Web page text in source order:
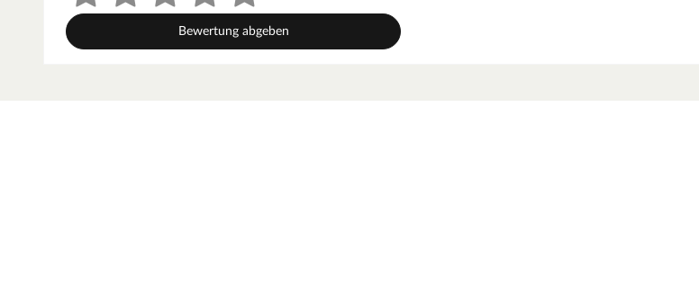
Der komplette Saunaofen ist aus Edelstahl gefertigt, dabei besteht der Außenmantel aus poliertem Edelstahl und
die Innenteile aus korrosionsbeständigem Material. Der Ofen hat eine Größe inklusive Wandhalterung von (B x H x
T) 31 x 46 x 46cm.
Bewertung abgeben